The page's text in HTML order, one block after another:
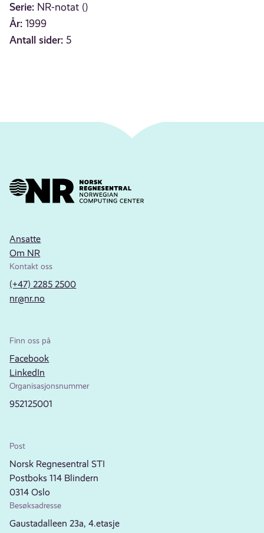
Serie: NR-notat ()
År: 1999
Antall sider: 5
Ansatte
Om NR
Kontakt oss
(+47) 2285 2500
nr@nr.no
Finn oss på
Facebook
LinkedIn
Organisasjonsnummer
952125001
Post
Norsk Regnesentral STI
Postboks 114 Blindern
0314 Oslo
Besøksadresse
Gaustadalleen 23a, 4.etasje